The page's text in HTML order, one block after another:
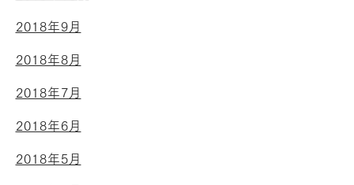
2018年9月
2018年8月
2018年7月
2018年6月
2018年5月